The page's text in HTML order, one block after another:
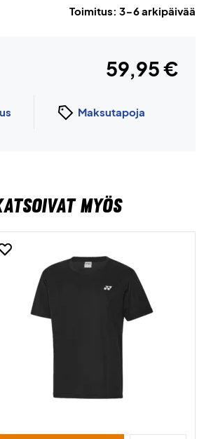
Toimitus: 3-6 arkipäivää
59,95 €
Maksutapoja
MYÖS